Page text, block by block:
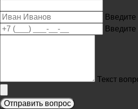
Текст
Отправить вопрос